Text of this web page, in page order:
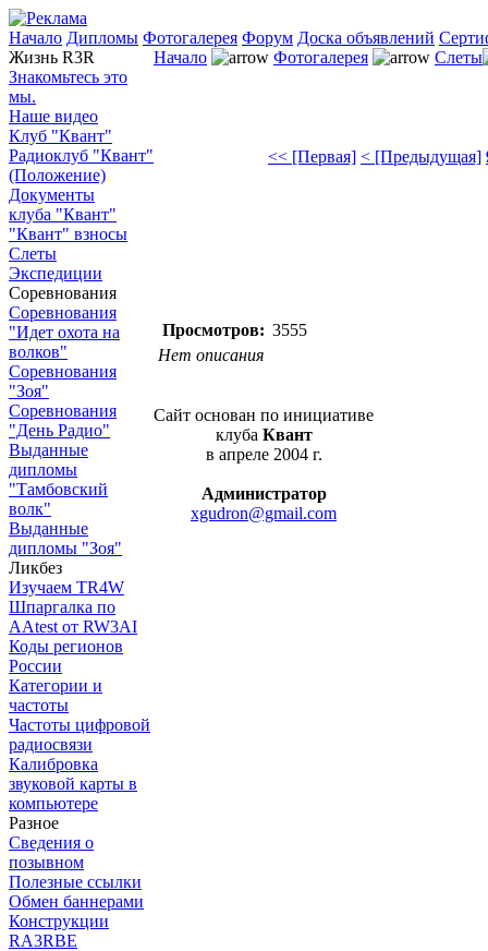
Начало Дипломы Фотогалерея Форум Доска объявлений
Жизнь R3R
Знакомьтесь это
мы.
Наше видео
Клуб "Квант"
Радиоклуб "Квант"
(Положение)
Документы
клуба "Квант"
"Квант" взносы
Слеты
Экспедиции
Соревнования
Соревнования
"Идет охота на
волков"
Соревнования
"Зоя"
Соревнования
"День Радио"
Выданные
дипломы
"Тамбовский
волк"
Выданные
дипломы "Зоя"
Ликбез
Изучаем TR4W
Шпаргалка по
AAtest от RW3AI
Коды регионов
России
Категории и
частоты
Частоты цифровой
радиосвязи
Калибровка
звуковой карты в
компьютере
Разное
Сведения о
позывном
Полезные ссылки
Обмен баннерами
Конструкции
RA3RBE
Начало Фотогалерея Слеты
<< [Первая] < [Предыдущая]
Просмотров: 3555
Нет описания
Сайт основан по инициативе
клуба Квант
в апреле 2004 г.
Администратор
xgudron@gmail.com